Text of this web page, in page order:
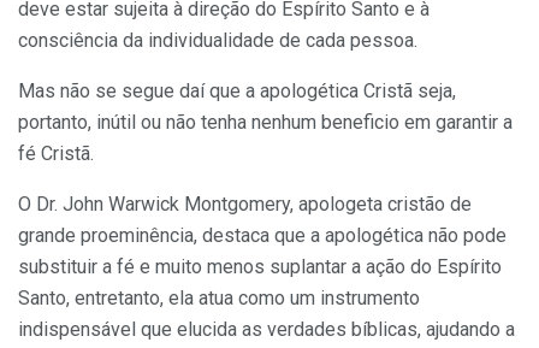
deve estar sujeita à direção do Espírito Santo e à
consciência da individualidade de cada pessoa.
Mas não se segue daí que a apologética Cristã seja,
portanto, inútil ou não tenha nenhum beneficio em garantir a
fé Cristã.
O Dr. John Warwick Montgomery, apologeta cristão de
grande proeminência, destaca que a apologética não pode
substituir a fé e muito menos suplantar a ação do Espírito
Santo, entretanto, ela atua como um instrumento
indispensável que elucida as verdades bíblicas, ajudando a